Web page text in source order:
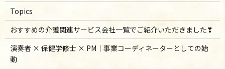
Topics
おすすめの介護関連サービス会社一覧でご紹介いただきました❣
演奏者 × 保健学修士 × PM｜事業コーディネーターとしての始
動